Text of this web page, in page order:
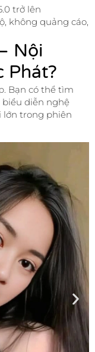
trở lên
không quảng cáo,
Nội
Phát?
Bạn có thể tìm
diễn nghệ
lớn trong phiên